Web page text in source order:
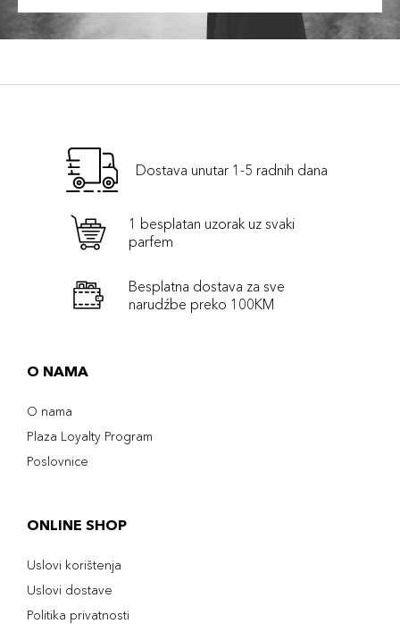
Dostava unutar 1-5 radnih dana
1 besplatan uzorak uz svaki
parfem
Besplatna dostava za sve
narudźbe preko 100KM
O NAMA
O nama
Plaza Loyalty Program
Poslovnice
ONLINE SHOP
Uslovi korištenja
Uslovi dostave
Politika privatnosti